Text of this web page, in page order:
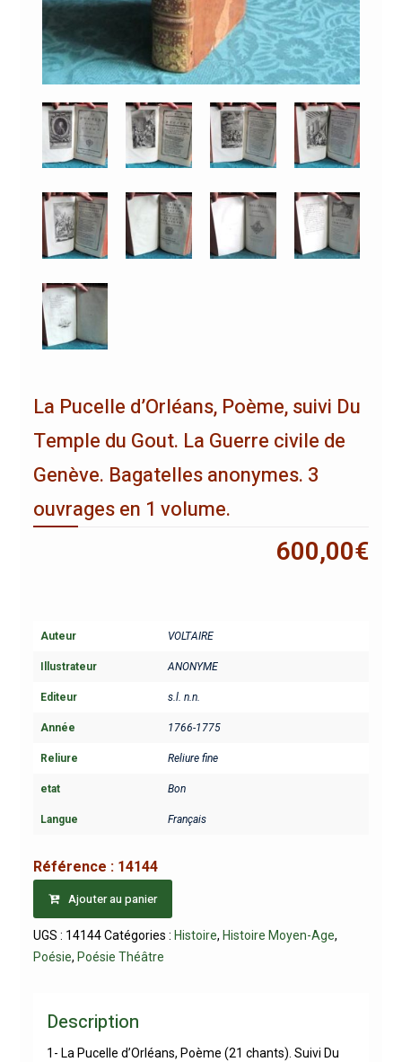
La Pucelle d’Orléans, Poème, suivi Du
Temple du Gout. La Guerre civile de
Genève. Bagatelles anonymes. 3
ouvrages en 1 volume.
600,00€
Auteur VOLTAIRE
Illustrateur ANONYME
Editeur s.l. n.n.
Année 1766-1775
Reliure Reliure fine
etat Bon
Langue Français
Référence : 14144
Ajouter au panier
UGS : 14144 Catégories : Histoire, Histoire Moyen-Age,
Poésie, Poésie Théâtre
Description
1- La Pucelle d’Orléans, Poème (21 chants). Suivi Du